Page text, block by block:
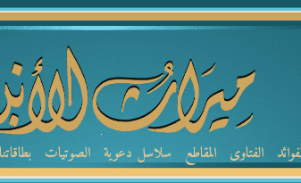
الفتاوى المقاطع سلاسل دعوية الصوتيات بطاقاتنا